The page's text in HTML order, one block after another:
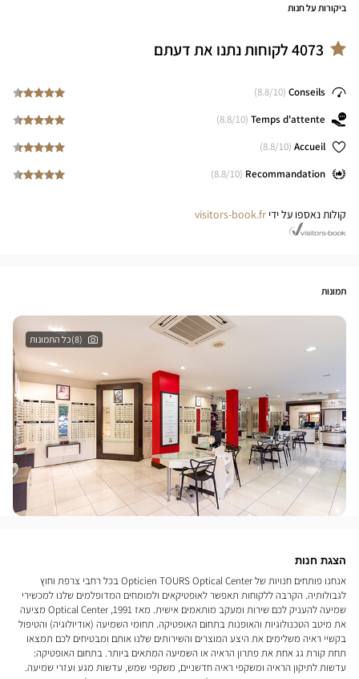
ביקורות על חנות
4073לקוחות נתנו את דעתם
Conseils
(
8.8/10)
Temps d'attente
(
8.8/10)
Accueil
(
8.8/10)
Recommandation
(
8.8/10)
קולות נאספו על ידי visitors-book.fr
תמונות
(8)כל התמונות
הצגת חנות
אנחנו פותחים חנויות של Opticien TOURS Optical Center בכל רחבי צרפת וחוץ
לגבולותיה. הקרבה ללקוחות תאפשר לאופטיקאים ולמומחים המדופלמים שלנו למכשירי
שמיעה להעניק לכם שירות ומעקב מותאמים אישית. מאז 1991, Optical Center מציעה
את מיטב הטכנולוגיות והאופנות בתחום האופטיקה. תחומי השמיעה (אודיולוגיה) והטיפול
בקשיי ראיה משלימים את היצע המוצרים והשירותים שלנו אותם ומבטיחים לכם תמצאו
תחת קורת גג אחת את פתרון הראיה או השמיעה המתאים ביותר. בתחום האופטיקה:
עדשות לתיקון הראיה ומשקפי ראיה חדשניים, משקפי שמש, עדשות מגע ועזרי שמיעה.